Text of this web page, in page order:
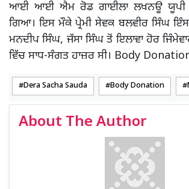
ਆਈ ਆਈ ਐਮ ਰੋਡ ਗਾਈਲਾ ਲਖਨਊ ਯੂਪੀ
ਗਿਆ। ਇਸ ਮੌਕੇ ਪ੍ਰੇਮੀ ਸੇਵਕ ਬਲਵੀਰ ਸਿੰਘ
ਮਨਦੀਪ ਸਿੰਘ, ਜੱਸਾ ਸਿੰਘ ਤੋਂ ਇਲਾਵਾ ਹੋਰ
ਵਿੱਚ ਸਾਧ-ਸੰਗਤ ਹਾਜ਼ਰ ਸੀ। Body
Dera Sacha Sauda Body Donation
About The Author